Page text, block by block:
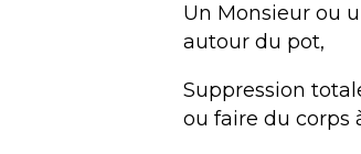
Un Monsieur ou
autour du pot,
Suppression
ou faire du corps